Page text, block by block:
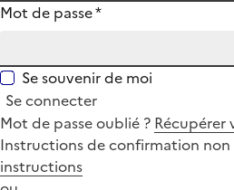
Mot de passe*
Se souvenir de moi
Se connecter
Mot de passe oublié ? Récupérer
Instructions de confirmation non
instructions